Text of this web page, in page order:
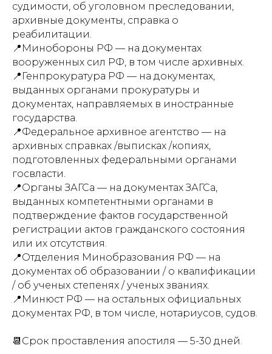
судимости, об уголовном преследовании,
архивные документы, справка о
реабилитации.
📍Минобороны РФ — на документах
вооруженных сил РФ, в том числе архивных.
📍Генпрокуратура РФ — на документах,
выданных органами прокуратуры и
документах, направляемых в иностранные
государства.
📍Федеральное архивное агентство — на
архивных справках /выписках /копиях,
подготовленных федеральными органами
госвласти.
📍Органы ЗАГСа — на документах ЗАГСа,
выданных компетентными органами в
подтверждение фактов государственной
регистрации актов гражданского состояния
или их отсутствия.
📍Отделения Минобразования РФ — на
документах об образовании / о квалификации
/ об ученых степенях / ученых званиях.
📍Минюст РФ — на остальных официальных
документах РФ, в том числе, нотариусов, судов.
📆Срок проставления апостиля — 5-30 дней.